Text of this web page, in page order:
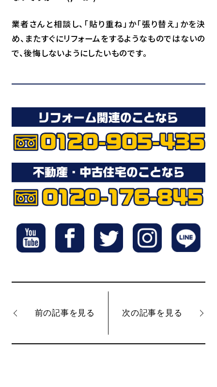
業者さんと相談し、「貼り重ね」か「張り替え」かを決
め、またすぐにリフォームをするようなものではないの
で、後悔しないようにしたいものです。
前の記事を見る 次の記事を見る